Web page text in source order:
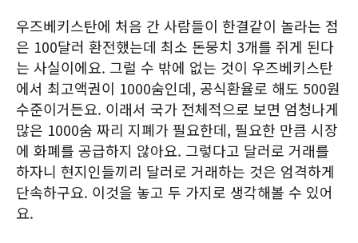
우즈베키스탄에 처음 간 사람들이 한결같이 놀라는 점
은 100달러 환전했는데 최소 돈뭉치 3개를 쥐게 된다
는 사실이에요. 그럴 수 밖에 없는 것이 우즈베키스탄
에서 최고액권이 1000숨인데, 공식환율로 해도 500원
수준이거든요. 이래서 국가 전체적으로 보면 엄청나게
많은 1000숨 짜리 지폐가 필요한데, 필요한 만큼 시장
에 화폐를 공급하지 않아요. 그렇다고 달러로 거래를
하자니 현지인들끼리 달러로 거래하는 것은 엄격하게
단속하구요. 이것을 놓고 두 가지로 생각해볼 수 있어
요.